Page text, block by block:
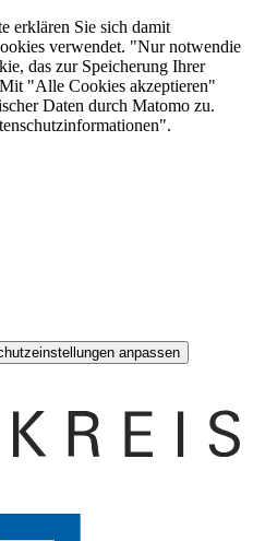
erklären Sie sich damit
verwendet. "Nur notwendie
das zur Speicherung Ihrer
"Alle Cookies akzeptieren"
Daten durch Matomo zu.
anpassen